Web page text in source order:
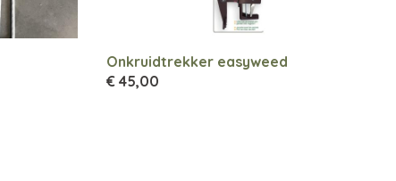
Onkruidtrekker easyweed
€ 45,00